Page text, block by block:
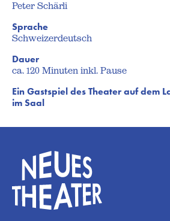
Peter Schärli
Sprache
Schweizerdeutsch
Dauer
ca. 120 Minuten inkl. Pause
Ein Gastspiel des Theater auf dem
im Saal